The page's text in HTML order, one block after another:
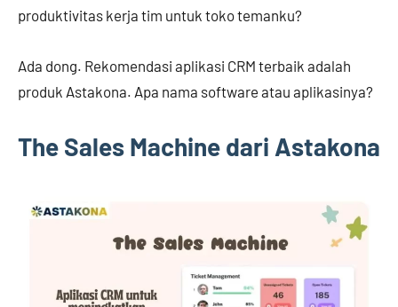
produktivitas kerja tim untuk toko temanku?
Ada dong. Rekomendasi aplikasi CRM terbaik adalah
produk Astakona. Apa nama software atau aplikasinya?
The Sales Machine dari Astakona